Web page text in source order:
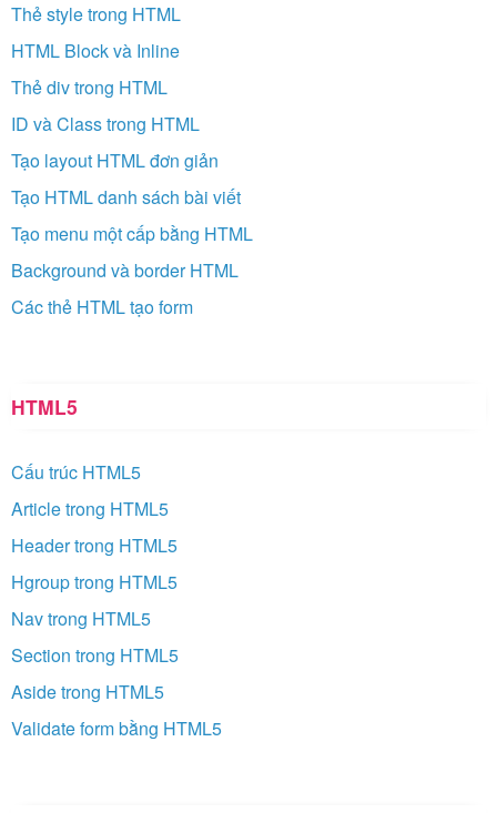
Thẻ style trong HTML
HTML Block và Inline
Thẻ div trong HTML
ID và Class trong HTML
Tạo layout HTML đơn giản
Tạo HTML danh sách bài viết
Tạo menu một cấp bằng HTML
Background và border HTML
Các thẻ HTML tạo form
HTML5
Cấu trúc HTML5
Article trong HTML5
Header trong HTML5
Hgroup trong HTML5
Nav trong HTML5
Section trong HTML5
Aside trong HTML5
Validate form bằng HTML5